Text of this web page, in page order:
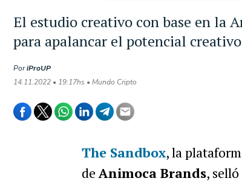
El estudio creativo con base en la
para apalancar el potencial
PoriProUP
14.11.2022 • 19:17hs • Mundo Cripto
The Sandbox, la
deAnimoca Brands,